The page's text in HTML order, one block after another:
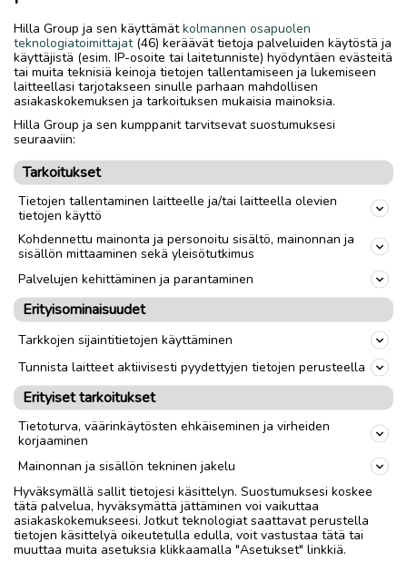
Hilla Group ja sen käyttämätkolmannen osapuolen
teknologiatoimittajat(46) keräävät tietoja palveluiden käytöstä ja
käyttäjistä (esim. IP-osoite tai laitetunniste) hyödyntäen evästeitä
tai muita teknisiä keinoja tietojen tallentamiseen ja lukemiseen
laitteellasi tarjotakseen sinulle parhaan mahdollisen
asiakaskokemuksen ja tarkoituksen mukaisia mainoksia.
Hilla Group ja sen kumppanit tarvitsevat suostumuksesi
seuraaviin:
Tarkoitukset
Tietojen tallentaminen laitteelle ja/tai laitteella olevien
tietojen käyttö
Kohdennettu mainonta ja personoitu sisältö, mainonnan ja
sisällön mittaaminen sekä yleisötutkimus
Palvelujen kehittäminen ja parantaminen
Erityisominaisuudet
Tarkkojen sijaintitietojen käyttäminen
Tunnista laitteet aktiivisesti pyydettyjen tietojen perusteella
Erityiset tarkoitukset
Tietoturva, väärinkäytösten ehkäiseminen ja virheiden
korjaaminen
Mainonnan ja sisällön tekninen jakelu
Hyväksymällä sallit tietojesi käsittelyn. Suostumuksesi koskee
tätä palvelua, hyväksymättä jättäminen voi vaikuttaa
asiakaskokemukseesi. Jotkut teknologiat saattavat perustella
tietojen käsittelyä oikeutetulla edulla, voit vastustaa tätä tai
muuttaa muita asetuksia klikkaamalla "Asetukset" linkkiä.